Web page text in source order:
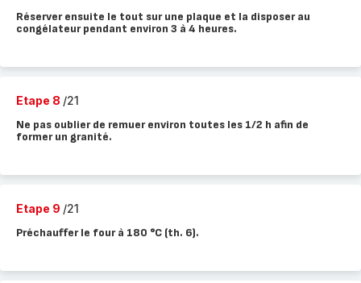
Réserver ensuite le tout sur une plaque et la disposer au
congélateur pendant environ 3 à 4 heures.
Etape 8 /21
Ne pas oublier de remuer environ toutes les 1/2 h afin de
former un granité.
Etape 9 /21
Préchauffer le four à 180 °C (th. 6).